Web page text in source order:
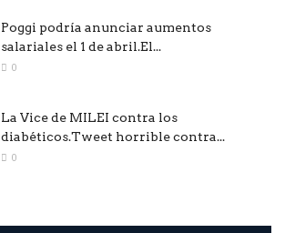
Poggi podría anunciar aumentos
salariales el 1 de abril.El...
0
La Vice de MILEI contra los
diabéticos.Tweet horrible contra...
0